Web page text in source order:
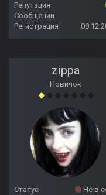
Репутация
Сообщений
Регистрация
zippa
Новичок
Статус
Не в